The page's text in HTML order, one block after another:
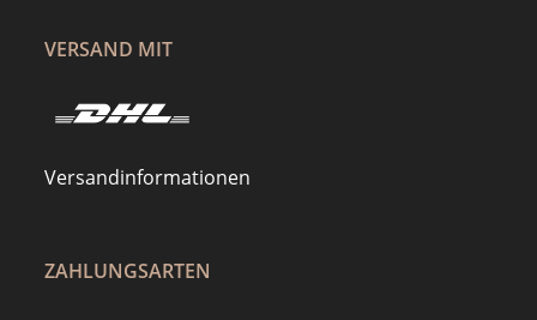
VERSAND MIT
Versandinformationen
ZAHLUNGSARTEN